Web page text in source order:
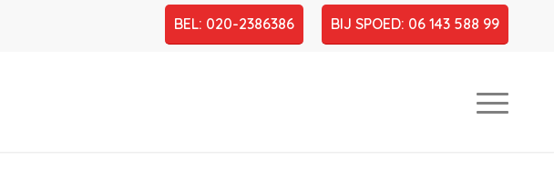
BEL: 020-2386386 BIJ SPOED: 06 143 588 99